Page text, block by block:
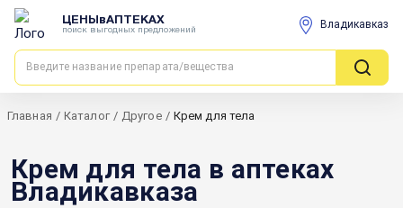
ЦЕНЫвАПТЕКАХ
поиск выгодных предложений Владикавказ
Главная / Каталог / Другое / Крем для тела
Крем для тела в аптеках
Владикавказа